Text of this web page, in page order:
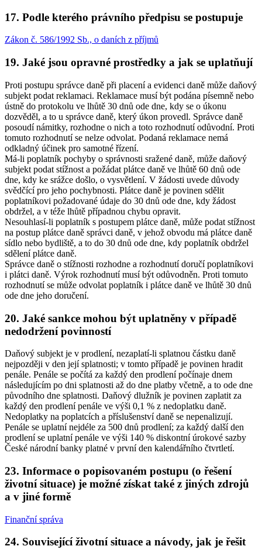
17. Podle kterého právního předpisu se postupuje
Zákon č. 586/1992 Sb., o daních z příjmů
19. Jaké jsou opravné prostředky a jak se uplatňují
Proti postupu správce daně při placení a evidenci daně může daňový
subjekt podat reklamaci. Reklamace musí být podána písemně nebo
ústně do protokolu ve lhůtě 30 dnů ode dne, kdy se o úkonu
dozvěděl, a to u správce daně, který úkon provedl. Správce daně
posoudí námitky, rozhodne o nich a toto rozhodnutí odůvodní. Proti
tomuto rozhodnutí se nelze odvolat. Podaná reklamace nemá
odkladný účinek pro samotné řízení.
Má-li poplatník pochyby o správnosti sražené daně, může daňový
subjekt podat stížnost a požádat plátce daně ve lhůtě 60 dnů ode
dne, kdy ke srážce došlo, o vysvětlení. V žádosti uvede důvody
svědčící pro jeho pochybnosti. Plátce daně je povinen sdělit
poplatníkovi požadované údaje do 30 dnů ode dne, kdy žádost
obdržel, a v téže lhůtě případnou chybu opravit.
Nesouhlasí-li poplatník s postupem plátce daně, může podat stížnost
na postup plátce daně správci daně, v jehož obvodu má plátce daně
sídlo nebo bydliště, a to do 30 dnů ode dne, kdy poplatník obdržel
sdělení plátce daně.
Správce daně o stížnosti rozhodne a rozhodnutí doručí poplatníkovi
i plátci daně. Výrok rozhodnutí musí být odůvodněn. Proti tomuto
rozhodnutí se může odvolat poplatník i plátce daně ve lhůtě 30 dnů
ode dne jeho doručení.
20. Jaké sankce mohou být uplatněny v případě
nedodržení povinností
Daňový subjekt je v prodlení, nezaplatí-li splatnou částku daně
nejpozději v den její splatnosti; v tomto případě je povinen hradit
penále. Penále se počítá za každý den prodlení počínaje dnem
následujícím po dni splatnosti až do dne platby včetně, a to ode dne
původního dne splatnosti. Daňový dlužník je povinen zaplatit za
každý den prodlení penále ve výši 0,1 % z nedoplatku daně.
Nedoplatky na poplatcích a příslušenství daně se nepenalizují.
Penále se uplatní nejdéle za 500 dnů prodlení; za každý další den
prodlení se uplatní penále ve výši 140 % diskontní úrokové sazby
České národní banky platné v první den kalendářního čtvrtletí.
23. Informace o popisovaném postupu (o řešení
životní situace) je možné získat také z jiných zdrojů
a v jiné formě
Finanční správa
24. Související životní situace a návody, jak je řešit